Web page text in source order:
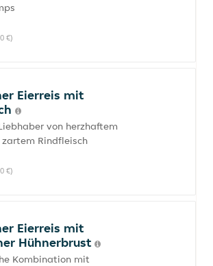
€)
Eierreis mit
von herzhaftem
Rindfleisch
€)
Eierreis mit
Hühnerbrust
Kombination mit